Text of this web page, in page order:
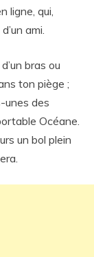
ligne, qui,
ami.
bras ou
ton piège ;
unes des
Océane.
un bol plein